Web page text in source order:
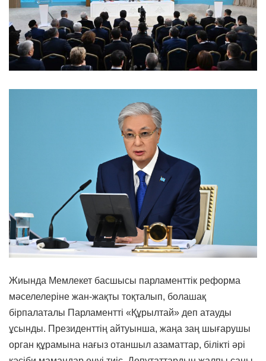
Жиында Мемлекет басшысы парламенттік реформа
мәселелеріне жан-жақты тоқталып, болашақ
бірпалаталы Парламентті «Құрылтай» деп атауды
ұсынды. Президенттің айтуынша, жаңа заң шығарушы
орган құрамына нағыз отаншыл азаматтар, білікті әрі